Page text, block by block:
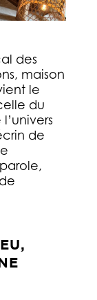
des
maison
le
du
de